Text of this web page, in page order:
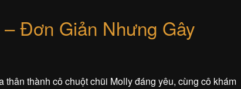
Đơn Giản Nhưng Gây
thân thành cô chuột chũi Molly đáng yêu, cùng cô khám